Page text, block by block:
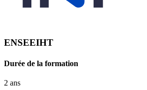
ENSEEIHT
Durée de la formation
2 ans